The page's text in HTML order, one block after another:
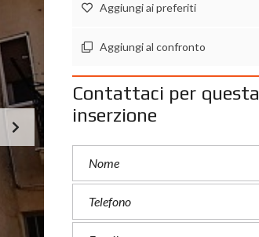
Aggiungi ai preferiti
Aggiungi al confronto
Contattaci per questa
inserzione